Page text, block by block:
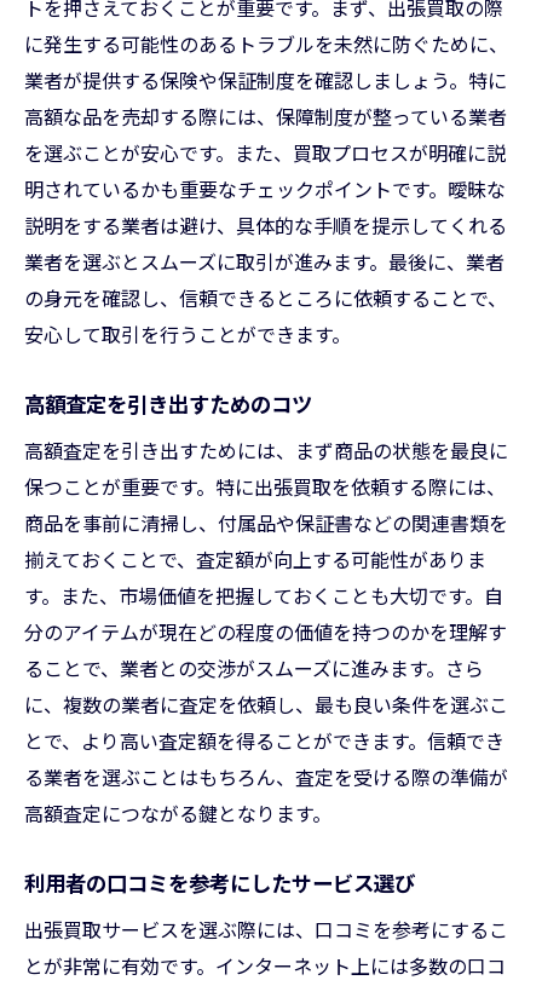
トを押さえておくことが重要です。まず、出張買取の際
に発生する可能性のあるトラブルを未然に防ぐために、
業者が提供する保険や保証制度を確認しましょう。特に
高額な品を売却する際には、保障制度が整っている業者
を選ぶことが安心です。また、買取プロセスが明確に説
明されているかも重要なチェックポイントです。曖昧な
説明をする業者は避け、具体的な手順を提示してくれる
業者を選ぶとスムーズに取引が進みます。最後に、業者
の身元を確認し、信頼できるところに依頼することで、
安心して取引を行うことができます。
高額査定を引き出すためのコツ
高額査定を引き出すためには、まず商品の状態を最良に
保つことが重要です。特に出張買取を依頼する際には、
商品を事前に清掃し、付属品や保証書などの関連書類を
揃えておくことで、査定額が向上する可能性がありま
す。また、市場価値を把握しておくことも大切です。自
分のアイテムが現在どの程度の価値を持つのかを理解す
ることで、業者との交渉がスムーズに進みます。さら
に、複数の業者に査定を依頼し、最も良い条件を選ぶこ
とで、より高い査定額を得ることができます。信頼でき
る業者を選ぶことはもちろん、査定を受ける際の準備が
高額査定につながる鍵となります。
利用者の口コミを参考にしたサービス選び
出張買取サービスを選ぶ際には、口コミを参考にするこ
とが非常に有効です。インターネット上には多数の口コ